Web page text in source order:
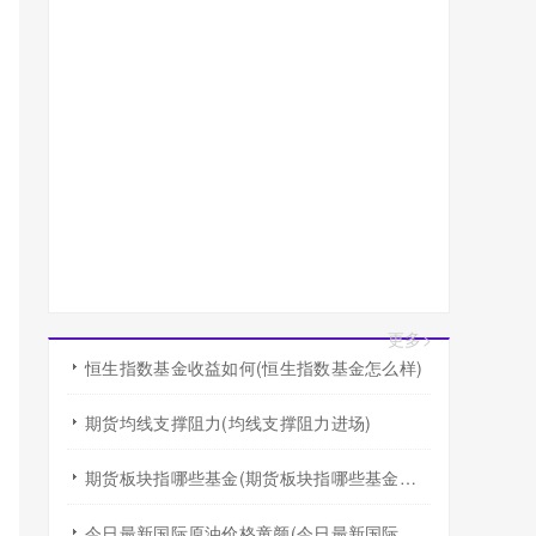
更多>
恒生指数基金收益如何(恒生指数基金怎么样)
期货均线支撑阻力(均线支撑阻力进场)
期货板块指哪些基金(期货板块指哪些基金行业)